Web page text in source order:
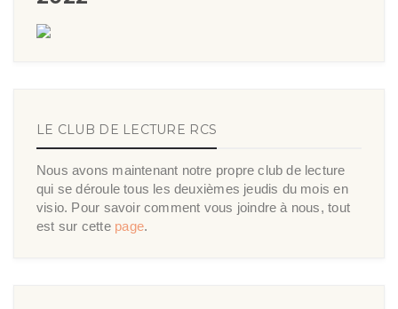
LE CLUB DE LECTURE RCS
Nous avons maintenant notre propre club de lecture
qui se déroule tous les deuxièmes jeudis du mois en
visio. Pour savoir comment vous joindre à nous, tout
est sur cette page.